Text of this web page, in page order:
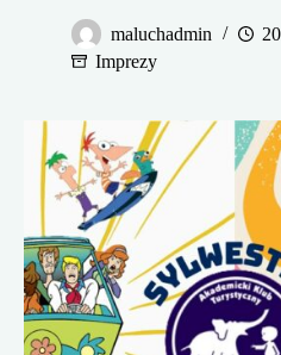
maluchadmin
Imprezy